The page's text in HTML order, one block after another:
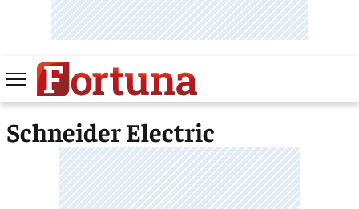
Schneider Electric